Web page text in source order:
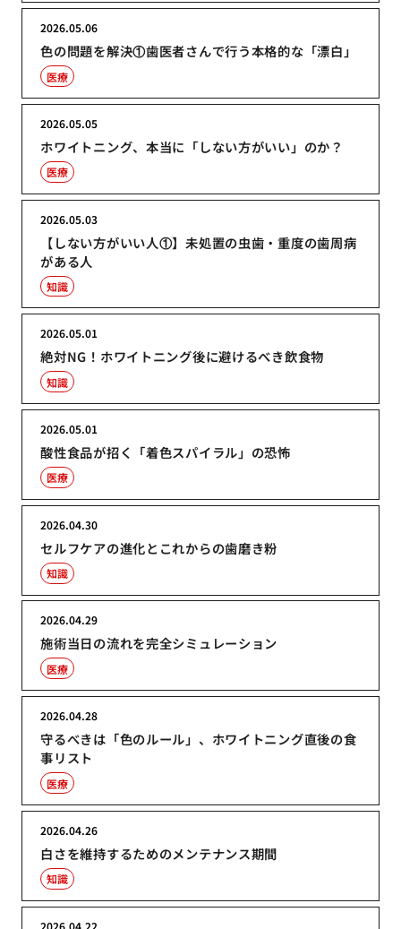
色の問題を解決①歯医者さんで行う本格的な「漂白」
2026.05.06
医療
ホワイトニング、本当に「しない方がいい」のか？
2026.05.05
医療
【しない方がいい人①】未処置の虫歯・重度の歯周病
がある人
2026.05.03
知識
絶対NG！ホワイトニング後に避けるべき飲食物
2026.05.01
知識
酸性食品が招く「着色スパイラル」の恐怖
2026.05.01
医療
セルフケアの進化とこれからの歯磨き粉
2026.04.30
知識
施術当日の流れを完全シミュレーション
2026.04.29
医療
守るべきは「色のルール」、ホワイトニング直後の食
事リスト
2026.04.28
医療
白さを維持するためのメンテナンス期間
2026.04.26
知識
2026.04.22